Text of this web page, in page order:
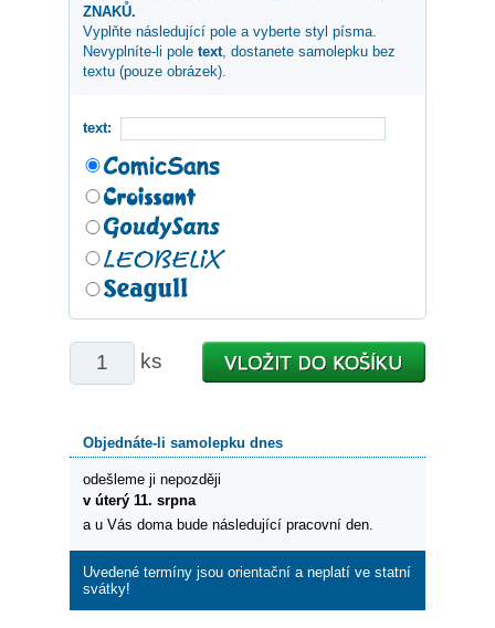
ZNAKŮ.
Vyplňte následující pole a vyberte styl písma.
Nevyplníte-li pole text, dostanete samolepku bez
textu (pouze obrázek).
text:
ks
Objednáte-li samolepku dnes
odešleme ji nepozději
v úterý 11. srpna
a u Vás doma bude následující pracovní den.
Uvedené termíny jsou orientační a neplatí ve statní
svátky!